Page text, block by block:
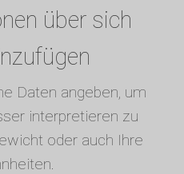
über sich
Daten angeben, um
interpretieren zu
oder auch Ihre